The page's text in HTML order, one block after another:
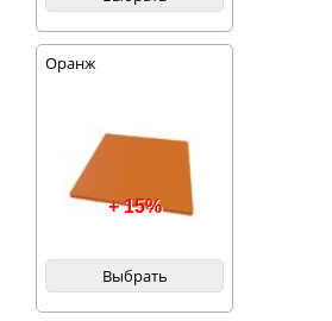
Оранж
+ 15%
Выбрать